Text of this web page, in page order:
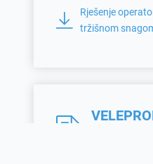
Rješenje
tržišnom